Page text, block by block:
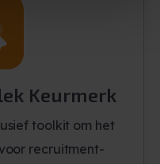
Keurmerk
toolkit om het
recruitment-